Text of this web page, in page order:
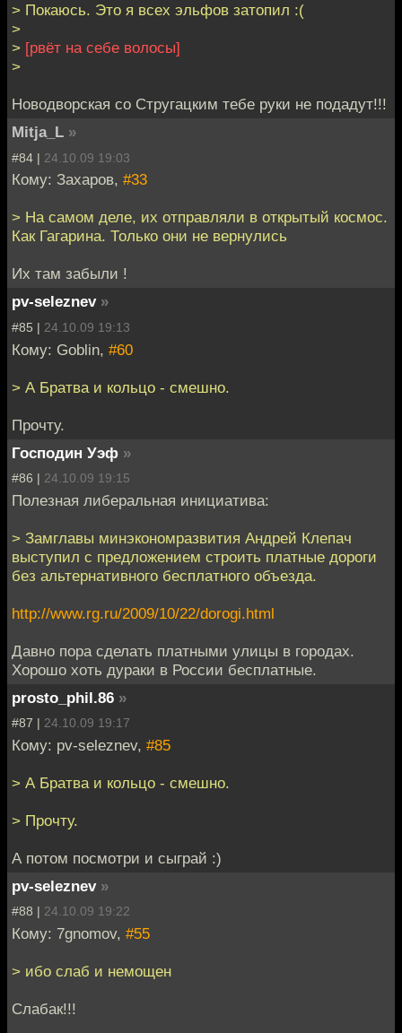
> Покаюсь. Это я всех эльфов затопил :(
>
> [рвёт на себе волосы]
>
Новодворская со Стругацким тебе руки не подадут!!!
Mitja_L »
#84 | 24.10.09 19:03
Кому: Захаров, #33
> На самом деле, их отправляли в открытый космос.
Как Гагарина. Только они не вернулись
Их там забыли !
pv-seleznev »
#85 | 24.10.09 19:13
Кому: Goblin, #60
> А Братва и кольцо - смешно.
Прочту.
Господин Уэф »
#86 | 24.10.09 19:15
Полезная либеральная инициатива:
> Замглавы минэкономразвития Андрей Клепач
выступил с предложением строить платные дороги
без альтернативного бесплатного объезда.
http://www.rg.ru/2009/10/22/dorogi.html
Давно пора сделать платными улицы в городах.
Хорошо хоть дураки в России бесплатные.
prosto_phil.86 »
#87 | 24.10.09 19:17
Кому: pv-seleznev, #85
> А Братва и кольцо - смешно.
> Прочту.
А потом посмотри и сыграй :)
pv-seleznev »
#88 | 24.10.09 19:22
Кому: 7gnomov, #55
> ибо слаб и немощен
Слабак!!!